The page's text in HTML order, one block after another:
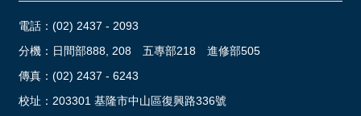
電話： (02) 2437 - 2093
分機：日間部888, 208 五專部218 進修部505
傳真：(02) 2437 - 6243
校址： 203301 基隆市中山區復興路336號